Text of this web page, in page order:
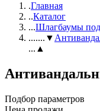
.Главная
..Каталог
...Шлагбаумы
.......▼
...▲
Подбор параметров